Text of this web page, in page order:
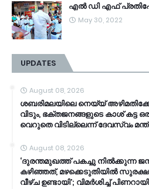
എൽ ഡി എഫ്
May 30, 2022
UPDATES
August 08, 2026
ശബരിമലയിലെ നെയ്യ്
വിടും, ഭക്തജനങ്ങളുടെ കാശ് കട്ട
വെറുതെ വിടില്ലെന്ന് ദേവസ്വം
August 08, 2026
‘ദുരന്തമുഖത്ത് പകച്ചു നിൽക്കുന്ന
കഴിഞ്ഞത്, മഴക്കെടുതിയിൽ
വീഴ്ച ഉണ്ടായി’; വിമർശിച്ച്